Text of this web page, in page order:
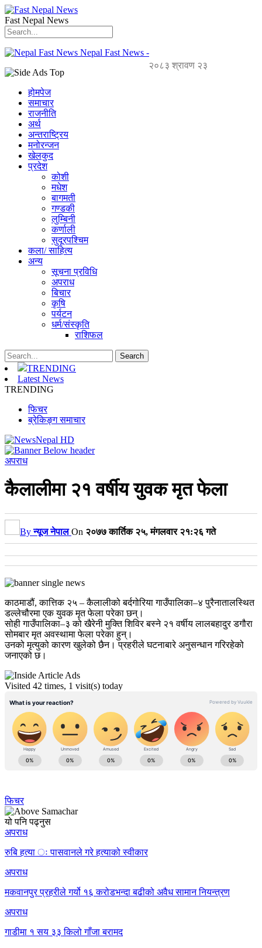
Fast Nepal News
Nepal Fast News -
२०८३ श्रावण २३
होमपेज
समाचार
राजनीति
अर्थ
अन्तराष्ट्रिय
मनोरन्जन
खेलकुद
प्रदेश
कोशी
मधेश
बागमती
गण्डकी
लुम्बिनी
कर्णाली
सुदूरपश्चिम
कला/ साहित्य
अन्य
सूचना प्रविधि
अपराध
बिचार
कृषि
पर्यटन
धर्म/संस्कृति
राशिफल
TRENDING
Latest News
TRENDING
फिचर
ब्रेकिङ्ग समाचार
अपराध
कैलालीमा २१ वर्षीय युवक मृत फेला
Byन्यूज नेपाल On २०७७ कार्तिक २५, मंगलवार २१:२६ गते
काठमाडौं, कात्तिक २५ – कैलालीको बर्दगोरिया गाउँपालिका–४ पुरैनातालस्थित
डल्लेचौरमा एक युवक मृत फेला परेका छन्।
सोही गाउँपालिका–३ को खैरेनी मुक्ति शिविर बस्ने २१ वर्षीय लालबहादुर डगौरा
सोमबार मृत अवस्थामा फेला परेका हुन्।
उनको मृत्युको कारण खुलेको छैन। प्रहरीले घटनाबारे अनुसन्धान गरिरहेको
जनाएको छ।
Visited 42 times, 1 visit(s) today
फिचर
यो पनि पढ्नुस
अपराध
रुबि हत्या ः पासवानले गरे हत्याको स्वीकार
अपराध
मकवानपुर प्रहरीले गर्यो १६ करोडभन्दा बढीको अवैध सामान नियन्त्रण
अपराध
गाडीमा १ सय ३३ किलो गाँजा बरामद